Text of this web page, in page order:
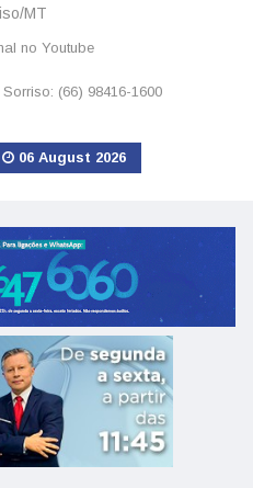
MT
no Youtube
(66) 98416-1600
06 August 2026